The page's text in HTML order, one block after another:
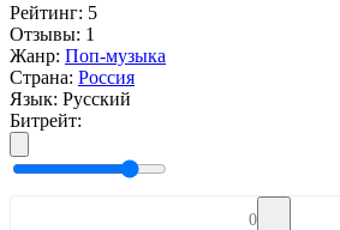
Рейтинг: 5
Отзывы: 1
Жанр: Поп-музыка
Страна: Россия
Язык: Русский
Битрейт:
0